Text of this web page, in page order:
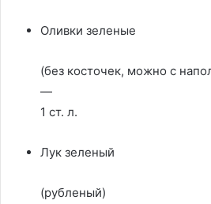
Оливки зеленые
(без косточек, можно с
—
1 ст. л.
Лук зеленый
(рубленый)